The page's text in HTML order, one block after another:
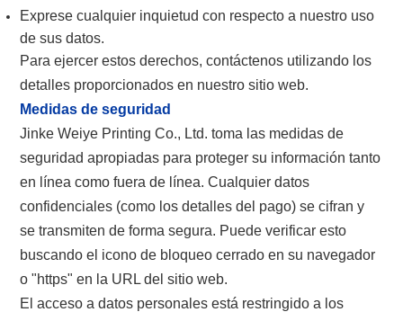
Exprese cualquier inquietud con respecto a nuestro uso
de sus datos.
Para ejercer estos derechos, contáctenos utilizando los
detalles proporcionados en nuestro sitio web.
Medidas de seguridad
Jinke Weiye Printing Co., Ltd. toma las medidas de
seguridad apropiadas para proteger su información tanto
en línea como fuera de línea. Cualquier datos
confidenciales (como los detalles del pago) se cifran y
se transmiten de forma segura. Puede verificar esto
buscando el icono de bloqueo cerrado en su navegador
o "https" en la URL del sitio web.
El acceso a datos personales está restringido a los